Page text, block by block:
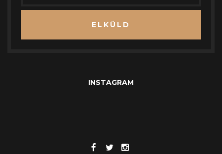
ELKÜLD
INSTAGRAM